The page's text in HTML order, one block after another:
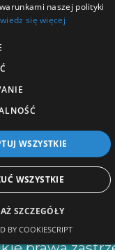
za sobą ponad
w
na zleceniach
graficznego,
Napisz do
naszej polityki
się więcej
WSZYSTKIE
WSZYSTKIE
SZCZEGÓŁY
BY COOKIESCRIPT